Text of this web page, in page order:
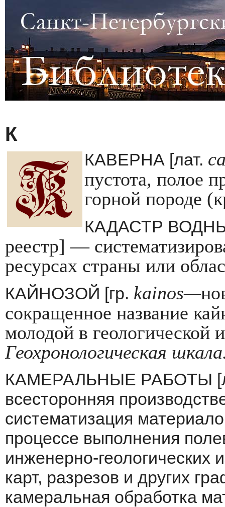
К
КАВЕРНА [лат.
пустота, полое
горной породе
КАДАСТР
реестр] —
ресурсах страны или
КАЙНОЗОЙ [гр. kainos—
сокращенное на­звание
молодой в геологической
Геохронологическая
КАМЕРАЛЬНЫЕ РАБОТЫ
всесторонняя
систематизация
процессе выполнения
инженерно-геологических
карт, разрезов и других
каме­ральная обработка